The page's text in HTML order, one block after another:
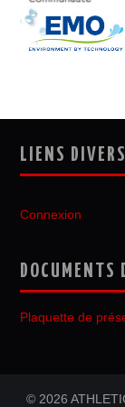
LIENS DIVERS
Connexion
DOCUMENTS
Plaquette de
© 2026